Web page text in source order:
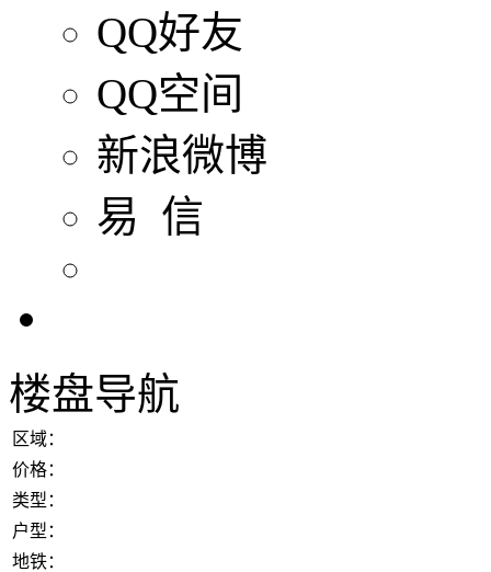
QQ好友
QQ空间
新浪微博
易 信
楼盘导航
区域：
价格：
类型：
户型：
地铁：